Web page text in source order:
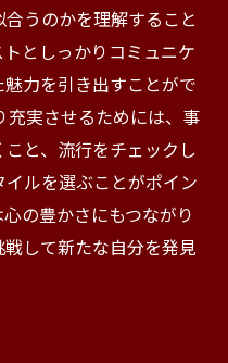
うのかを理解すること
としっかりコミュニケ
力を引き出すことがで
充実させるためには、事
と、流行をチェックし
ルを選ぶことがポイン
の豊かさにもつながり
して新たな自分を発見